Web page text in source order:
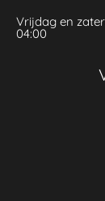
Vrijdag en
04:00